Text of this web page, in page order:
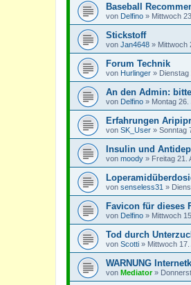
Baseball
von Delfino » Mittwoch
Stickstoff
von Jan4648 » Mittwoch
Forum Technik
von Hurlinger » Dienstag
An den Admin:
von Delfino » Montag
Erfahrungen
von SK_User » Sonntag
Insulin und
von moody » Freitag 21.
von senseless31 »
Favicon für dieses
von Delfino » Mittwoch
Tod durch
von Scotti » Mittwoch
WARNUNG
von Mediator»